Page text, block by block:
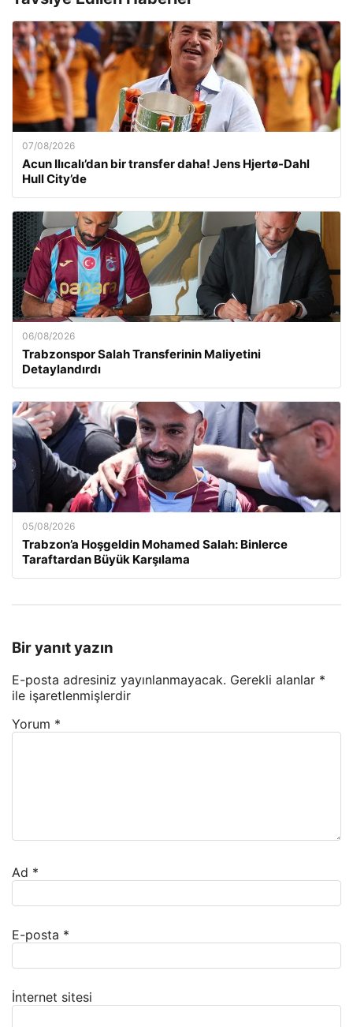
07/08/2026
Acun Ilıcalı’dan bir transfer daha! Jens Hjertø-Dahl
Hull City’de
06/08/2026
Trabzonspor Salah Transferinin Maliyetini
Detaylandırdı
05/08/2026
Trabzon’a Hoşgeldin Mohamed Salah: Binlerce
Taraftardan Büyük Karşılama
Bir yanıt yazın
E-posta adresiniz yayınlanmayacak. Gerekli alanlar *
ile işaretlenmişlerdir
Yorum *
Ad *
E-posta *
İnternet sitesi